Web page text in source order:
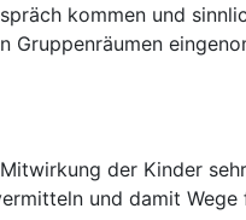
kommen und
Gruppenräumen
der Kinder
und damit